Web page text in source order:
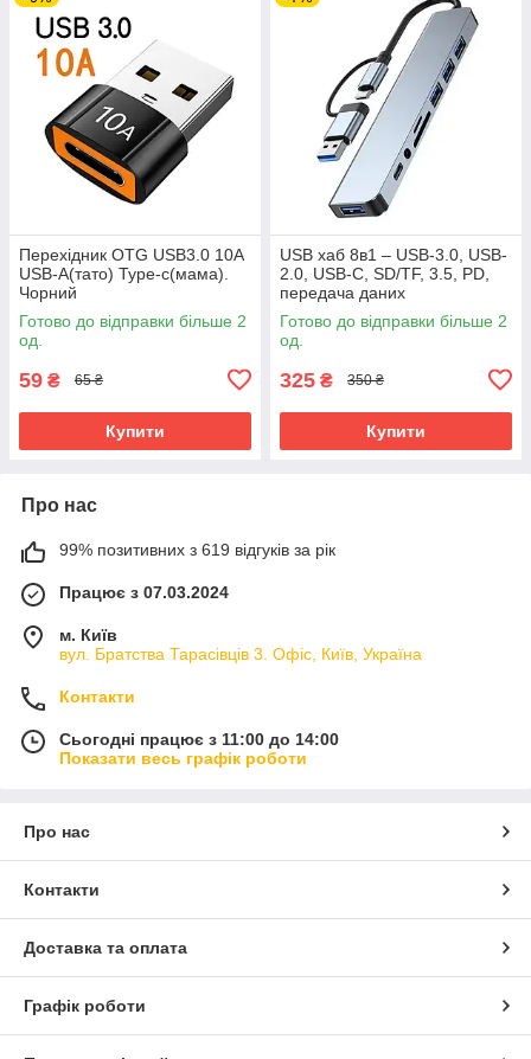
Перехідник OTG USB3.0 10А
USB-A(тато) Type-c(мама).
Чорний
Готово до відправки більше 2
од.
59 ₴ 65 ₴
Купити
USB хаб 8в1 – USB-3.0, USB-
2.0, USB-C, SD/TF, 3.5, PD,
передача даних
Готово до відправки більше 2
од.
325 ₴ 350 ₴
Купити
Про нас
99% позитивних з 619 відгуків за рік
Працює з 07.03.2024
м. Київ
вул. Братства Тарасівців 3. Офіс, Київ, Україна
Контакти
Сьогодні працює з 11:00 до 14:00
Показати весь графік роботи
Про нас
Контакти
Доставка та оплата
Графік роботи